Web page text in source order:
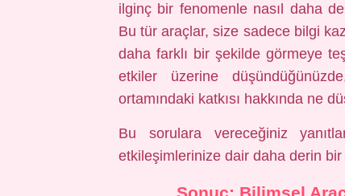
ilginç bir fenomenle nasıl daha
Bu tür araçlar, size sadece bilgi
daha farklı bir şekilde görmeye
etkiler üzerine
ortamındaki katkısı hakkında ne
Bu sorulara vereceğiniz
etkileşimlerinize dair daha derin bir